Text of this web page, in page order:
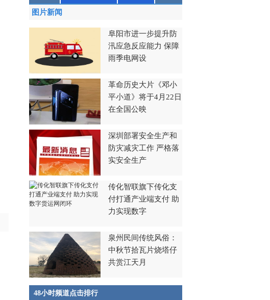
图片新闻
阜阳市进一步提升防
汛应急反应能力 保障
雨季电网设
革命历史大片《邓小
平小道》将于4月22日
在全国公映
深圳部署安全生产和
防灾减灾工作 严格落
实安全生产
传化智联旗下传化支
付打通产业端支付 助
力实现数字
泉州民间传统风俗：
中秋节拾瓦片烧塔仔
共赏江天月
48小时频道点击排行